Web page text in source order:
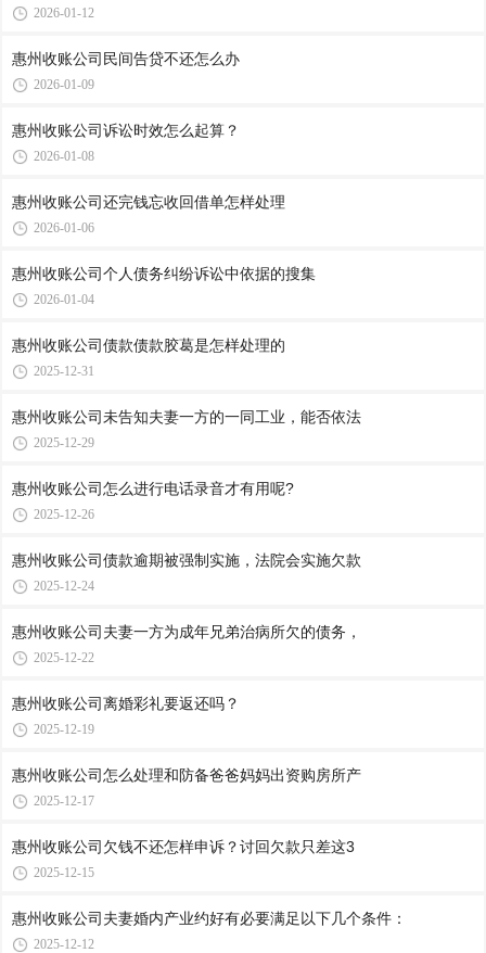
2026-01-12
惠州收账公司​民间告贷不还怎么办
2026-01-09
惠州收账公司​诉讼时效怎么起算？
2026-01-08
惠州收账公司​还完钱忘收回借单怎样处理
2026-01-06
惠州收账公司​个人债务纠纷诉讼中依据的搜集
2026-01-04
惠州收账公司​债款债款胶葛是怎样处理的
2025-12-31
惠州收账公司​未告知夫妻一方的一同工业，能否依法
2025-12-29
惠州收账公司​怎么进行电话录音才有用呢?
2025-12-26
惠州收账公司​债款逾期被强制实施，法院会实施欠款
2025-12-24
惠州收账公司​夫妻一方为成年兄弟治病所欠的债务，
2025-12-22
惠州收账公司​离婚彩礼要返还吗？
2025-12-19
惠州收账公司​怎么处理和防备爸爸妈妈出资购房所产
2025-12-17
惠州收账公司​欠钱不还怎样申诉？讨回欠款只差这3
2025-12-15
惠州收账公司夫妻婚内产业约好有必要满足以下几个条件：
2025-12-12